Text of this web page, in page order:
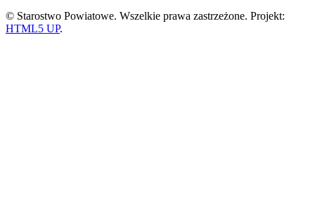
© Starostwo Powiatowe. Wszelkie prawa zastrzeżone. Projekt:
HTML5 UP.